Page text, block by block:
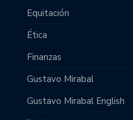
Equitación
Ética
Finanzas
Gustavo Mirabal
Gustavo Mirabal English